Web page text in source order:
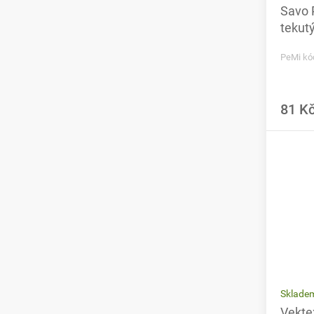
Savo
PeMi
81